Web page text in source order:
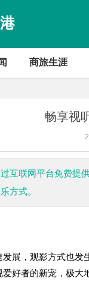
商旅生涯
畅享视
互联网平台免费提
方式。
展，观影方式也
好者的新宠，极大